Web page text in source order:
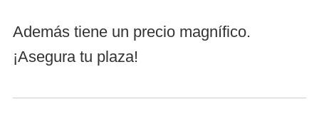
Además tiene un precio magnífico.
¡Asegura tu plaza!